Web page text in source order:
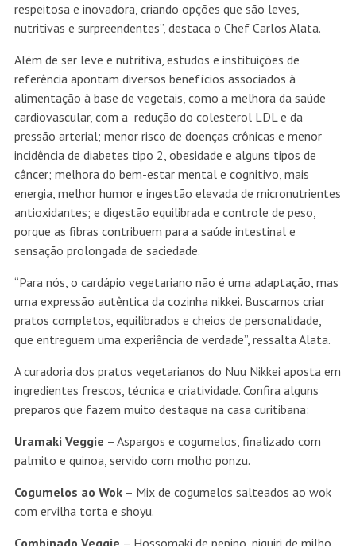
respeitosa e inovadora, criando opções que são leves,
nutritivas e surpreendentes”, destaca o Chef Carlos Alata.
Além de ser leve e nutritiva, estudos e instituições de
referência apontam diversos benefícios associados à
alimentação à base de vegetais, como a melhora da saúde
cardiovascular, com a redução do colesterol LDL e da
pressão arterial; menor risco de doenças crônicas e menor
incidência de diabetes tipo 2, obesidade e alguns tipos de
câncer; melhora do bem-estar mental e cognitivo, mais
energia, melhor humor e ingestão elevada de micronutrientes
antioxidantes; e digestão equilibrada e controle de peso,
porque as fibras contribuem para a saúde intestinal e
sensação prolongada de saciedade.
“Para nós, o cardápio vegetariano não é uma adaptação, mas
uma expressão autêntica da cozinha nikkei. Buscamos criar
pratos completos, equilibrados e cheios de personalidade,
que entreguem uma experiência de verdade”, ressalta Alata.
A curadoria dos pratos vegetarianos do Nuu Nikkei aposta em
ingredientes frescos, técnica e criatividade. Confira alguns
preparos que fazem muito destaque na casa curitibana:
Uramaki Veggie – Aspargos e cogumelos, finalizado com
palmito e quinoa, servido com molho ponzu.
Cogumelos ao Wok– Mix de cogumelos salteados ao wok
com ervilha torta e shoyu.